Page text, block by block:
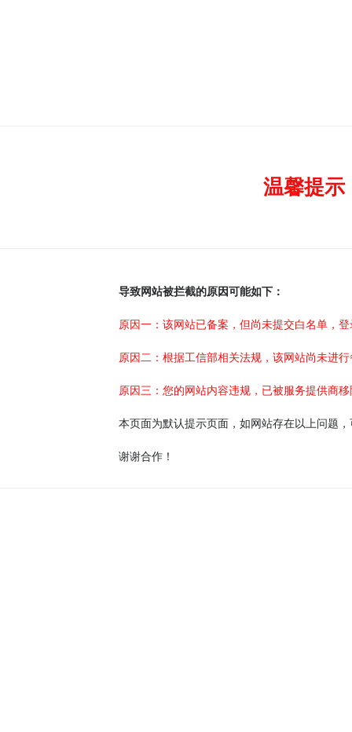
温馨提示
导致网站被拦截的原因可能如下：
原因一：该网站已备案，但尚未提交白名单，
原因二：根据工信部相关法规，该网站尚未进
原因三：您的网站内容违规，已被服务提供商
本页面为默认提示页面，如网站存在以上问题
谢谢合作！